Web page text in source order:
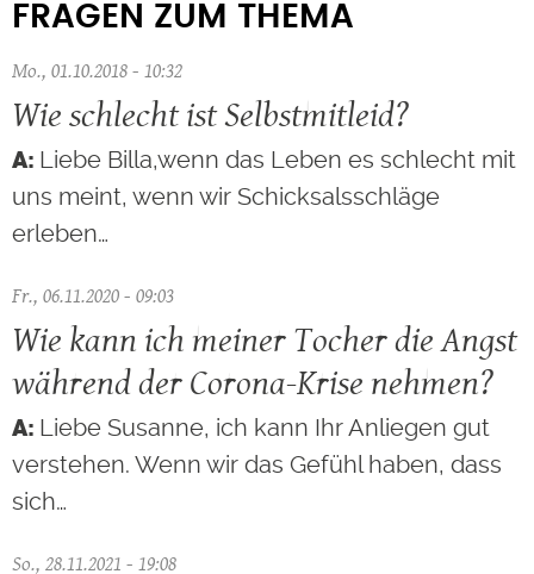
FRAGEN ZUM THEMA
Mo., 01.10.2018 - 10:32
Wie schlecht ist Selbstmitleid?
Liebe Billa,wenn das Leben es schlecht mit
uns meint, wenn wir Schicksalsschläge
erleben…
Fr., 06.11.2020 - 09:03
Wie kann ich meiner Tocher die Angst
während der Corona-Krise nehmen?
Liebe Susanne, ich kann Ihr Anliegen gut
verstehen. Wenn wir das Gefühl haben, dass
sich…
So., 28.11.2021 - 19:08